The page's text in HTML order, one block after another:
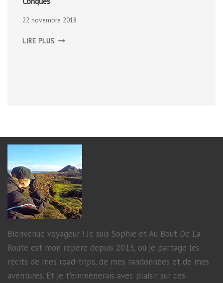
22 novembre 2018
LIRE PLUS
Bienvenue voyageur ! Je suis Sophie et Au Bout De La
Route est mon repère depuis 2013, où je partage les
récits de mes road-trips, de mes randonnées et de mes
aventures. Et je t'emmènerais avec plaisir sur ces